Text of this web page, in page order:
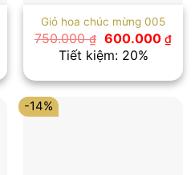
là:
₫.
Giỏ hoa chúc mừng 005
750.000₫ Giá
gốc
là:
600.000 ₫Giá
hiện
là:
Tiết kiệm: 20%
-14%